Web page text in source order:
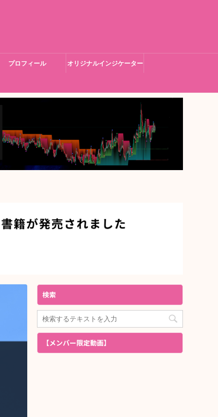
プロフィール オリジナルインジケーター
検索
【メンバー限定動画】